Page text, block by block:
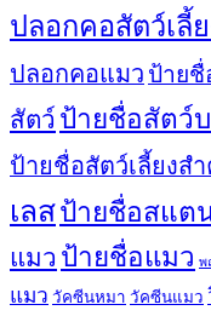
ปลอกคอสัตว์เลี้
ปลอกคอแมว ป้ายชื่
สัตว์ ป้ายชื่อสัตว์
ป้ายชื่อสัตว์เลี้ยงส
เลสป้ายชื่อสแต
แมว ป้ายชื่อแมว พ
แมว วัคซีนหมา วัคซีนแมว